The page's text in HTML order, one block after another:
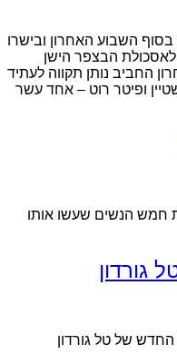
השבוע האחרון ובישרו
הבצפר הישן
החביב נותן תקווה לעתיד
ופיטר רוט – אחד עשר
חמש הנשים שעשו אותו
גורדון